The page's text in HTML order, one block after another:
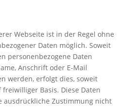
Webseite ist in der Regel ohne
Daten möglich. Soweit
personenbezogene Daten
Anschrift oder E-Mail
werden, erfolgt dies, soweit
freiwilliger Basis. Diese Daten
ausdrückliche Zustimmung nicht